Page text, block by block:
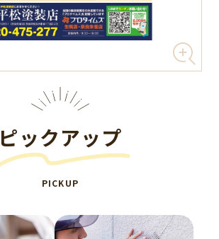
ピックアップ
PICKUP